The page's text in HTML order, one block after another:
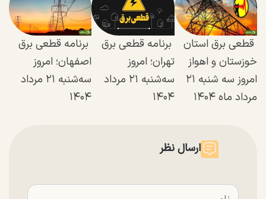
قطعی برق استان
خوزستان و اهواز
امروز سه شنبه ۲۱
مرداد ماه ۱۴۰۴
برنامه قطعی برق
تهران؛ امروز
سه‌شنبه ۲۱ مرداد
۱۴۰۴
برنامه قطعی برق
اصفهان؛ امروز
سه‌شنبه ۲۱ مرداد
۱۴۰۴
ارسال نظر